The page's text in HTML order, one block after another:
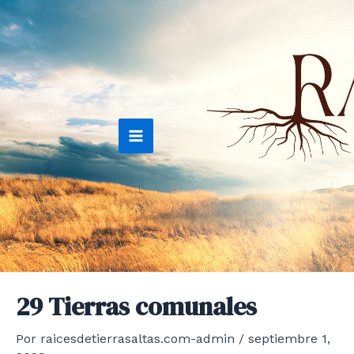
Ir
al
contenido
Main
Menu
29 Tierras comunales
Por raicesdetierrasaltas.com-admin / septiembre 1,